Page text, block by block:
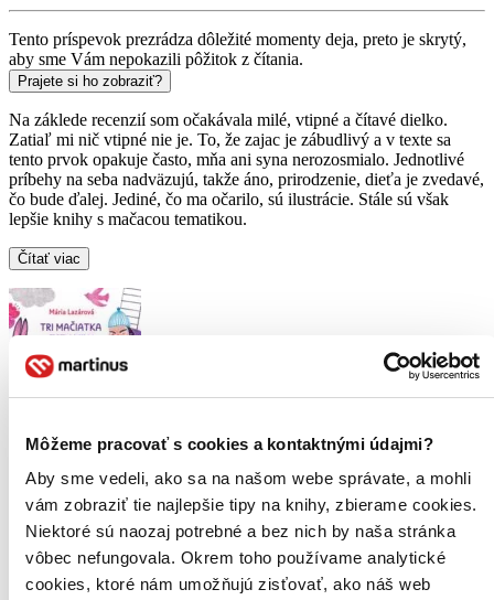
Môžeme pracovať s cookies a kontaktnými údajmi?
Aby sme vedeli, ako sa na našom webe správate, a mohli
vám zobraziť tie najlepšie tipy na knihy, zbierame cookies.
Niektoré sú naozaj potrebné a bez nich by naša stránka
vôbec nefungovala. Okrem toho používame analytické
cookies, ktoré nám umožňujú zisťovať, ako náš web
Tento príspevok prezrádza dôležité momenty deja, preto je skrytý,
aby sme Vám nepokazili pôžitok z čítania.
Prajete si ho zobraziť?
Na záklede recenzií som očakávala milé, vtipné a čítavé dielko.
Zatiaľ mi nič vtipné nie je. To, že zajac je zábudlivý a v texte sa
tento prvok opakuje často, mňa ani syna nerozosmialo. Jednotlivé
príbehy na seba nadväzujú, takže áno, prirodzenie, dieťa je zvedavé,
čo bude ďalej. Jediné, čo ma očarilo, sú ilustrácie. Stále sú však
lepšie knihy s mačacou tematikou.
Čítať viac
Tri mačiatka tety Mily
Mária Lazárová
4,3
9,00 €